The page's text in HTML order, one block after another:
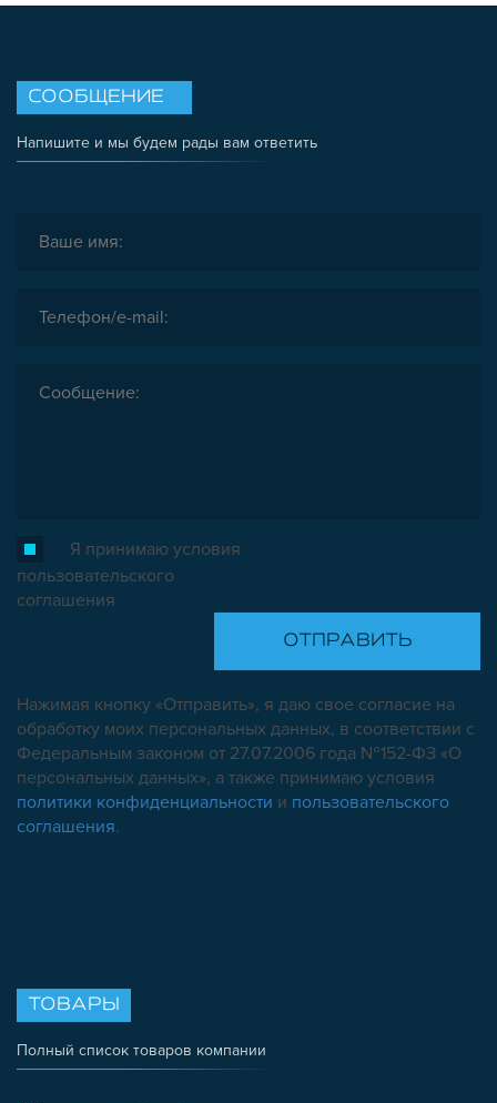
СООБЩЕНИЕ
Напишите и мы будем рады вам ответить
Я принимаю условия
пользовательского
соглашения
Нажимая кнопку «Отправить», я даю свое согласие на
обработку моих персональных данных, в соответствии с
Федеральным законом от 27.07.2006 года №152-ФЗ «О
персональных данных», а также принимаю условия
политики конфиденциальности и пользовательского
соглашения.
ТОВАРЫ
Полный список товаров компании